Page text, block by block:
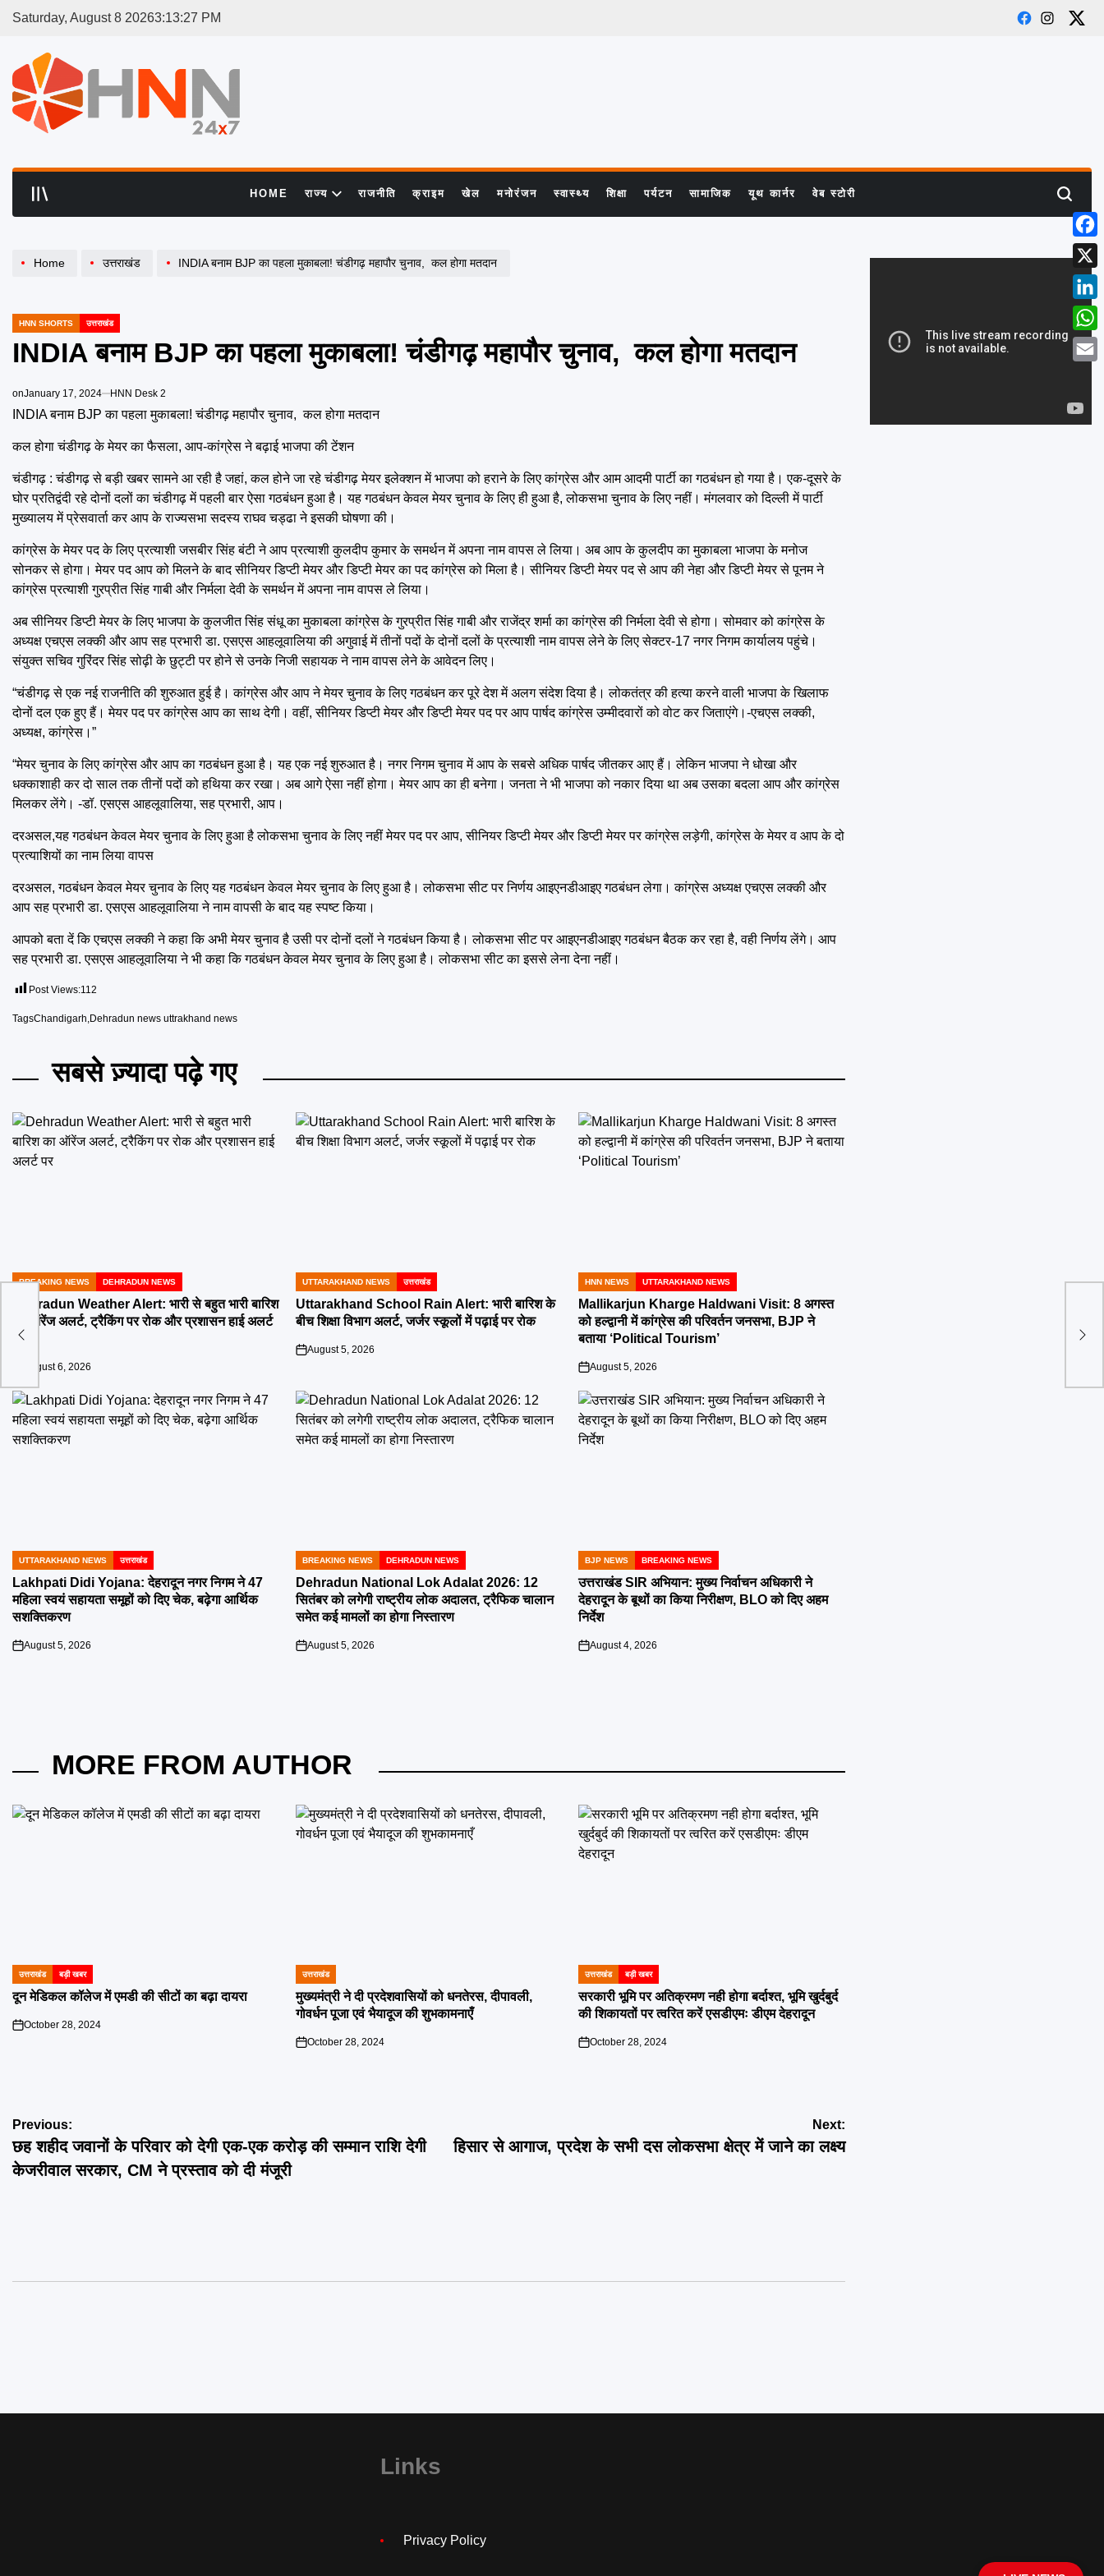
Saturday, August 8 20263:13:27 PM
Facebook
Instagram
X
HOME राज्य राजनीति क्राइम खेल मनोरंजन स्वास्थ्य शिक्षा पर्यटन सामाजिक यूथ कार्नर वेब स्टोरी Search
Home उत्तराखंड INDIA बनाम BJP का पहला मुकाबला! चंडीगढ़ महापौर चुनाव, कल होगा मतदान
POSTED
HNN SHORTS उत्तराखंड
INDIA बनाम BJP का पहला मुकाबला! चंडीगढ़ महापौर चुनाव, कल होगा मतदान
onJanuary 17, 2024 HNN Desk 2
INDIA बनाम BJP का पहला मुकाबला! चंडीगढ़ महापौर चुनाव, कल होगा मतदान
कल होगा चंडीगढ़ के मेयर का फैसला, आप-कांग्रेस ने बढ़ाई भाजपा की टेंशन
चंडीगढ़ : चंडीगढ़ से बड़ी खबर सामने आ रही है जहां, कल होने जा रहे चंडीगढ़ मेयर इलेक्शन में भाजपा को हराने के लिए कांग्रेस और आम आदमी पार्टी का गठबंधन हो गया है। एक-दूसरे के
घोर प्रतिद्वंदी रहे दोनों दलों का चंडीगढ़ में पहली बार ऐसा गठबंधन हुआ है। यह गठबंधन केवल मेयर चुनाव के लिए ही हुआ है, लोकसभा चुनाव के लिए नहीं। मंगलवार को दिल्ली में पार्टी
मुख्यालय में प्रेसवार्ता कर आप के राज्यसभा सदस्य राघव चड्ढा ने इसकी घोषणा की।
कांग्रेस के मेयर पद के लिए प्रत्याशी जसबीर सिंह बंटी ने आप प्रत्याशी कुलदीप कुमार के समर्थन में अपना नाम वापस ले लिया। अब आप के कुलदीप का मुकाबला भाजपा के मनोज
सोनकर से होगा। मेयर पद आप को मिलने के बाद सीनियर डिप्टी मेयर और डिप्टी मेयर का पद कांग्रेस को मिला है। सीनियर डिप्टी मेयर पद से आप की नेहा और डिप्टी मेयर से पूनम ने
कांग्रेस प्रत्याशी गुरप्रीत सिंह गाबी और निर्मला देवी के समर्थन में अपना नाम वापस ले लिया।
अब सीनियर डिप्टी मेयर के लिए भाजपा के कुलजीत सिंह संधू का मुकाबला कांग्रेस के गुरप्रीत सिंह गाबी और राजेंद्र शर्मा का कांग्रेस की निर्मला देवी से होगा। सोमवार को कांग्रेस के
अध्यक्ष एचएस लक्की और आप सह प्रभारी डा. एसएस आहलूवालिया की अगुवाई में तीनों पदों के दोनों दलों के प्रत्याशी नाम वापस लेने के लिए सेक्टर-17 नगर निगम कार्यालय पहुंचे।
संयुक्त सचिव गुरिंदर सिंह सोढ़ी के छुट्टी पर होने से उनके निजी सहायक ने नाम वापस लेने के आवेदन लिए।
“चंडीगढ़ से एक नई राजनीति की शुरुआत हुई है। कांग्रेस और आप ने मेयर चुनाव के लिए गठबंधन कर पूरे देश में अलग संदेश दिया है। लोकतंत्र की हत्या करने वाली भाजपा के खिलाफ
दोनों दल एक हुए हैं। मेयर पद पर कांग्रेस आप का साथ देगी। वहीं, सीनियर डिप्टी मेयर और डिप्टी मेयर पद पर आप पार्षद कांग्रेस उम्मीदवारों को वोट कर जिताएंगे।-एचएस लक्की,
अध्यक्ष, कांग्रेस।”
“मेयर चुनाव के लिए कांग्रेस और आप का गठबंधन हुआ है। यह एक नई शुरुआत है। नगर निगम चुनाव में आप के सबसे अधिक पार्षद जीतकर आए हैं। लेकिन भाजपा ने धोखा और
धक्काशाही कर दो साल तक तीनों पदों को हथिया कर रखा। अब आगे ऐसा नहीं होगा। मेयर आप का ही बनेगा। जनता ने भी भाजपा को नकार दिया था अब उसका बदला आप और कांग्रेस
मिलकर लेंगे। -डॉ. एसएस आहलूवालिया, सह प्रभारी, आप।
दरअसल,यह गठबंधन केवल मेयर चुनाव के लिए हुआ है लोकसभा चुनाव के लिए नहीं मेयर पद पर आप, सीनियर डिप्टी मेयर और डिप्टी मेयर पर कांग्रेस लड़ेगी, कांग्रेस के मेयर व आप के दो
प्रत्याशियों का नाम लिया वापस
दरअसल, गठबंधन केवल मेयर चुनाव के लिए यह गठबंधन केवल मेयर चुनाव के लिए हुआ है। लोकसभा सीट पर निर्णय आइएनडीआइए गठबंधन लेगा। कांग्रेस अध्यक्ष एचएस लक्की और
आप सह प्रभारी डा. एसएस आहलूवालिया ने नाम वापसी के बाद यह स्पष्ट किया।
आपको बता दें कि एचएस लक्की ने कहा कि अभी मेयर चुनाव है उसी पर दोनों दलों ने गठबंधन किया है। लोकसभा सीट पर आइएनडीआइए गठबंधन बैठक कर रहा है, वही निर्णय लेंगे। आप
सह प्रभारी डा. एसएस आहलूवालिया ने भी कहा कि गठबंधन केवल मेयर चुनाव के लिए हुआ है। लोकसभा सीट का इससे लेना देना नहीं।
Post Views:112
TagsChandigarh Dehradun news uttrakhand news
सबसे ज़्यादा पढ़े गए
POSTED
BREAKING NEWS DEHRADUN NEWS
Dehradun Weather Alert: भारी से बहुत भारी बारिश
का ऑरेंज अलर्ट, ट्रैकिंग पर रोक और प्रशासन हाई अलर्ट
पर
August 6, 2026
POSTED
IN
UTTARAKHAND NEWS उत्तराखंड
Uttarakhand School Rain Alert: भारी बारिश के
बीच शिक्षा विभाग अलर्ट, जर्जर स्कूलों में पढ़ाई पर रोक
on
August 5, 2026
POSTED
IN
HNN NEWS UTTARAKHAND NEWS
Mallikarjun Kharge Haldwani Visit: 8 अगस्त
को हल्द्वानी में कांग्रेस की परिवर्तन जनसभा, BJP ने
बताया ‘Political Tourism’
on
August 5, 2026
POSTED
IN
UTTARAKHAND NEWS उत्तराखंड
Lakhpati Didi Yojana: देहरादून नगर निगम ने 47
महिला स्वयं सहायता समूहों को दिए चेक, बढ़ेगा आर्थिक
सशक्तिकरण
on
August 5, 2026
POSTED
IN
BREAKING NEWS DEHRADUN NEWS
Dehradun National Lok Adalat 2026: 12
सितंबर को लगेगी राष्ट्रीय लोक अदालत, ट्रैफिक चालान
समेत कई मामलों का होगा निस्तारण
on
August 5, 2026
POSTED
IN
BJP NEWS BREAKING NEWS
उत्तराखंड SIR अभियान: मुख्य निर्वाचन अधिकारी ने
देहरादून के बूथों का किया निरीक्षण, BLO को दिए अहम
निर्देश
on
August 4, 2026
MORE FROM AUTHOR
POSTED
IN
उत्तराखंड बड़ी खबर
दून मेडिकल कॉलेज में एमडी की सीटों का बढ़ा दायरा
on
October 28, 2024
POSTED
IN
उत्तराखंड
मुख्यमंत्री ने दी प्रदेशवासियों को धनतेरस, दीपावली,
गोवर्धन पूजा एवं भैयादूज की शुभकामनाएँ
on
October 28, 2024
POSTED
IN
उत्तराखंड बड़ी खबर
सरकारी भूमि पर अतिक्रमण नही होगा बर्दाश्त, भूमि खुर्दबुर्द
की शिकायतों पर त्वरित करें एसडीएमः डीएम देहरादून
on
October 28, 2024
Post
navigation
Previous:
छह शहीद जवानों के परिवार को देगी एक-एक करोड़ की सम्मान राशि देगी
केजरीवाल सरकार, CM ने प्रस्ताव को दी मंजूरी
Next:
हिसार से आगाज, प्रदेश के सभी दस लोकसभा क्षेत्र में जाने का लक्ष्य
Links
Privacy Policy
X